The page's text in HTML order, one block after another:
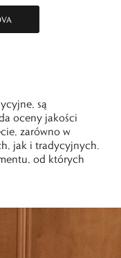
są
oceny jakości
zarówno w
jak i tradycyjnych.
od których